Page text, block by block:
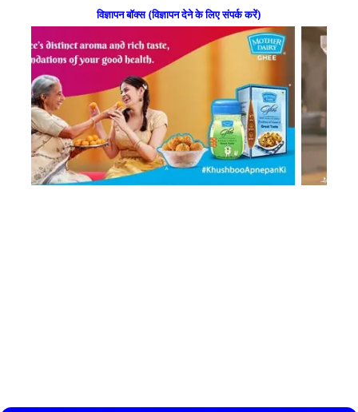
विज्ञापन बॉक्स (विज्ञापन देने के लिए संपर्क करें)